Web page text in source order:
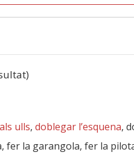
ulls, doblegar l’esquena,
fer la garangola, fer la